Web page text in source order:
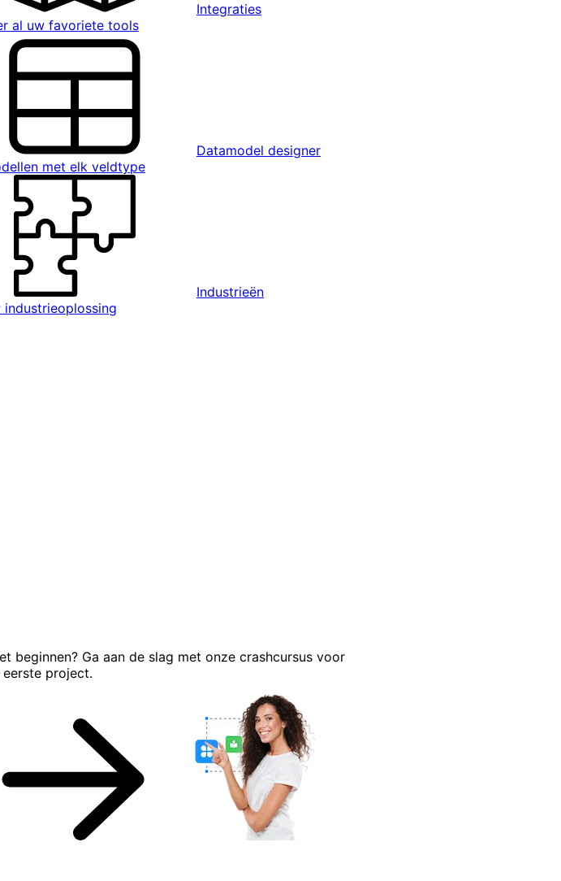
Integraties
al uw favoriete tools
Datamodel designer
met elk veldtype
Industrieën
industrieoplossing
beginnen? Ga aan de slag met onze crashcursus voor
project.